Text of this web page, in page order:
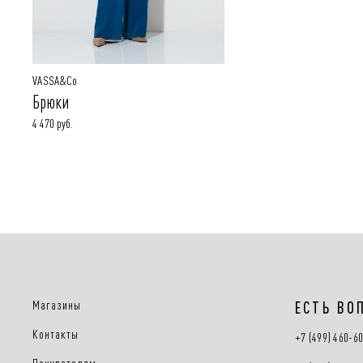
VASSA&Co
Брюки
4 470 руб.
Магазины
Контакты
ЕСТЬ
+7 (499) 460-